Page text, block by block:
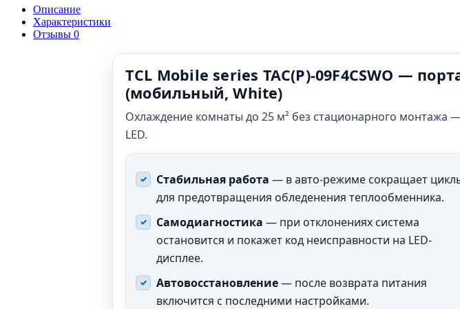
Описание
Характеристики
Отзывы 0
TCL Mobile series TAC(P)-09F4CSWO —
(мобильный, White)
Охлаждение комнаты до 25 м² без стационарного монтажа
LED.
Стабильная работа — в авто-режиме сокращает
для предотвращения обледенения теплообменника.
Самодиагностика — при отклонениях система
остановится и покажет код неисправности на LED-
дисплее.
Автовосстановление— после возврата питания
включится с последними настройками.